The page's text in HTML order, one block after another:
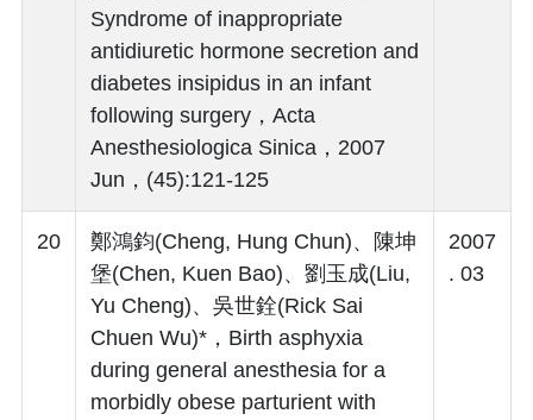
Syndrome of inappropriate
antidiuretic hormone secretion and
diabetes insipidus in an infant
following surgery，Acta
Anesthesiologica Sinica，2007
Jun，(45):121-125
20
鄭鴻鈞(Cheng, Hung Chun)、陳坤
堡(Chen, Kuen Bao)、劉玉成(Liu,
Yu Cheng)、吳世銓(Rick Sai
Chuen Wu)*，Birth asphyxia
during general anesthesia for a
morbidly obese parturient with
2007
. 03